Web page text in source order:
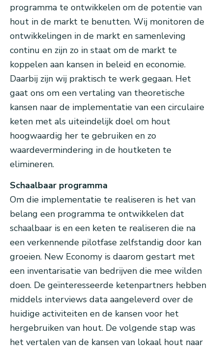
programma te ontwikkelen om de potentie van
hout in de markt te benutten. Wij monitoren de
ontwikkelingen in de markt en samenleving
continu en zijn zo in staat om de markt te
koppelen aan kansen in beleid en economie.
Daarbij zijn wij praktisch te werk gegaan. Het
gaat ons om een vertaling van theoretische
kansen naar de implementatie van een circulaire
keten met als uiteindelijk doel om hout
hoogwaardig her te gebruiken en zo
waardevermindering in de houtketen te
elimineren.
Schaalbaar programma
Om die implementatie te realiseren is het van
belang een programma te ontwikkelen dat
schaalbaar is en een keten te realiseren die na
een verkennende pilotfase zelfstandig door kan
groeien. New Economy is daarom gestart met
een inventarisatie van bedrijven die mee wilden
doen. De geïnteresseerde ketenpartners hebben
middels interviews data aangeleverd over de
huidige activiteiten en de kansen voor het
hergebruiken van hout. De volgende stap was
het vertalen van de kansen van lokaal hout naar